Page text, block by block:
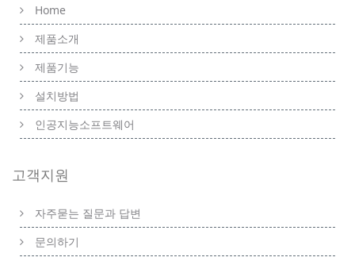
Home
제품소개
제품기능
설치방법
인공지능소프트웨어
고객지원
자주묻는 질문과 답변
문의하기